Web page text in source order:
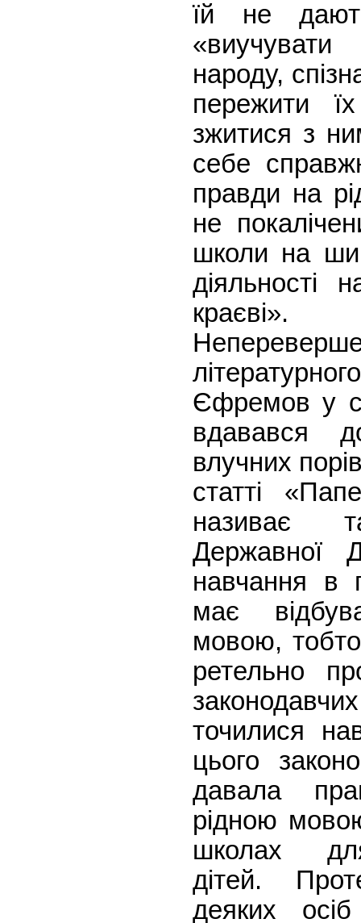
їй не
народу,
пережити
зжитися з
себе
правди на
не
школи на
діяльності
краєві».
Єфремов у
вдавався
влучних
статті
називає
навчання в
має
мовою,
ретельно
точилися
цього
давала
рідною
школах
дітей.
деяких